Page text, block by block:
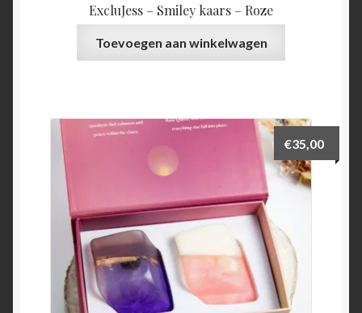
ExcluJess – Smiley kaars – Roze
Toevoegen aan winkelwagen
€35,00